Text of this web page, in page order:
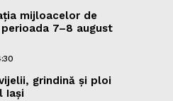
mijloacelor de
7–8 august
grindină şi ploi
Iași